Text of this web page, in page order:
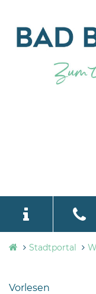
Bramstedt
language
Select Language
Stadtportal
Vorlesen